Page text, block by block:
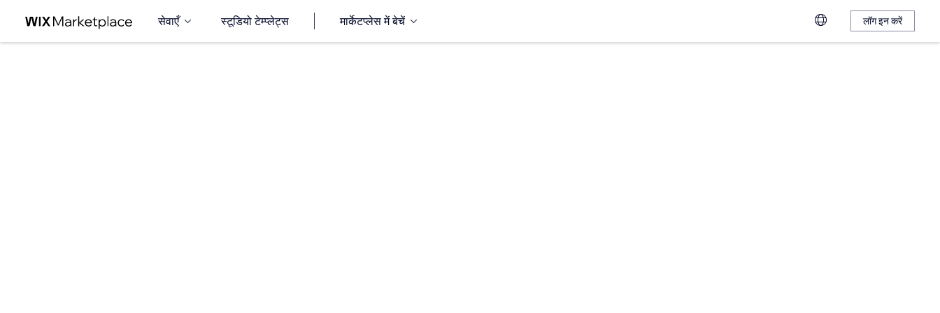
सेवाएँ स्टूडियो टेम्प्लेट्स मार्केटप्लेस में बेचें लॉग इन करें